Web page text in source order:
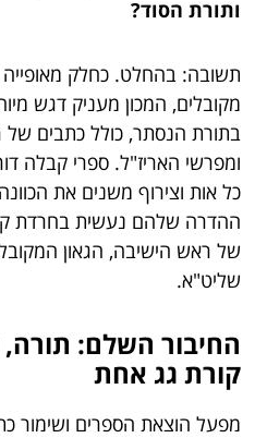
ותורת הסוד?
תשובה: בהחלט. כחלק
מקובלים, המכון מעניק דגש
בתורת הנסתר, כולל כתבים של
ומפרשי האריז"ל. ספרי קבלה
כל אות וצירוף משנים את
ההדרה שלהם נעשית בחרדת
של ראש הישיבה, הגאון
שליט"א.
החיבור השלם:
קורת גג אחת
מפעל הוצאת הספרים ושימור